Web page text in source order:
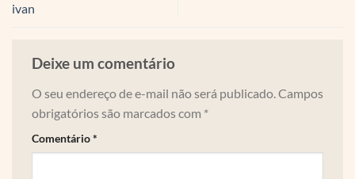
ivan
Deixe um comentário
O seu endereço de e-mail não será publicado. Campos
obrigatórios são marcados com *
Comentário*